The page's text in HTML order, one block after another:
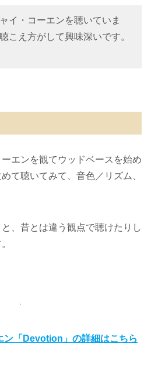
イ・コーエンを聴いていま
こえ方がして興味深いです。
エンを観てウッドベースを始め
て聴いてみて、音色／リズム、
、昔とは違う観点で聴けたりし
ン「Devotion」の詳細はこちら